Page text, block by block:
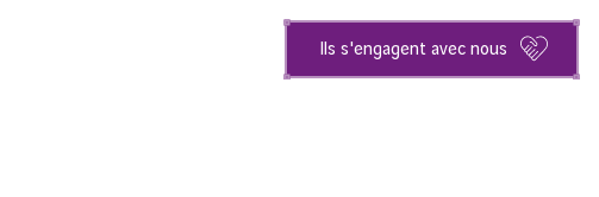
Ils s'engagent avec nous